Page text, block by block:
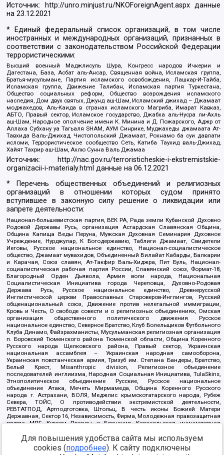
Источник: http://unro.minjust.ru/NKOForeignAgent.aspxданные
на23.12.2021
* Единый федеральный список организаций, в том числе
иностранных и международных организаций, признанных в
соответствии с законодательством Российской Федерации
террористическими:
Высший военный Маджлисуль Шура, Конгресс народов Ичкерии и
Дагестана, База, Асбат аль-Ансар, Священная война, Исламская группа,
Братья-мусульмане, Партия исламского освобождения, Лашкар-И-Тайба,
Исламская группа, Движение Талибан, Исламская партия Туркестана,
Общество социальных реформ, Общество возрождения исламского
наследия, Дом двух святых, Джунд аш-Шам, Исламский джихад – Джамаат
моджахедов, Аль-Каида в странах исламского Магриба, Имарат Кавказ,
АБТО, Правый сектор, Исламское государство, Джабха аль-Нусра ли-Ахль
аш-Шам, Народное ополчение имени К. Минина и Д. Пожарского, Аджр от
Аллаха Субхану уа Тагьаля SHAM, АУМ Синрике, Муджахеды джамаата Ат-
Тавхида Валь-Джихад, Чистопольский Джамаат, Рохнамо ба суи давлати
исломи, Террористическое сообщество Сеть, Катиба Таухид валь-Джихад,
Хайят Тахрир аш-Шам, Ахлю Сунна Валь Джамаа
Источник:
http://nac.gov.ru/terroristicheskie-i-ekstremistskie-
organizacii-i-materialy.html данные на06.12.2021
* Перечень общественных объединений и религиозных
организаций в отношении которых судом принято
вступившее в законную силу решение о ликвидации или
запрете деятельности:
Национал-большевистская партия, ВЕК РА, Рада земли Кубанской Духовно
Родовой Державы Русь, организация Асгардская Славянская Община,
Община Капища Веды Перуна, Мужская Духовная Семинария Духовное
Учреждение, Нурджулар, К Богодержавию, Таблиги Джамаат, Свидетели
Иеговы, Русское национальное единство, Национал-социалистическое
общество, Джамаат мувахидов, Объединенный Вилайат Кабарды, Балкарии
и Карачая, Союз славян, Ат-Такфир Валь-Хиджра, Пит Буль, Национал-
социалистическая рабочая партия России, Славянский союз, Формат-18,
Благородный Орден Дьявола, Армия воли народа, Национальная
Социалистическая Инициатива города Череповца, Духовно-Родовая
Держава Русь, Русское национальное единство, Древнерусской
Инглистической церкви Православных Староверов-Инглингов, Русский
общенациональный союз, Движение против нелегальной иммиграции,
Кровь и Честь, О свободе совести и о религиозных объединениях, Омская
организация общественного политического движения Русское
национальное единство, Северное Братство, Клуб Болельщиков Футбольного
Клуба Динамо, Файзрахманисты, Мусульманская религиозная организация
п. Боровский Тюменского района Тюменской области, Община Коренного
Русского народа Щелковского района, Правый сектор, Украинская
национальная ассамблея – Украинская народная самооборона,
Украинская повстанческая армия, Тризуб им. Степана Бандеры, Братство,
Белый Крест, Misanthropic division, Религиозное объединение
последователей инглиизма, Народная Социальная Инициатива, TulaSkins,
Этнополитическое объединение Русские, Русское национальное
объединение Атака, Мечеть Мирмамеда, Община Коренного Русского
народа г. Астрахани, ВОЛЯ, Меджлис крымскотатарского народа, Рубеж
Севера, ТОЙС, О противодействии экстремистской деятельности,
РЕВТАТПОД, Артподготовка, Штольц, В честь иконы Божией Матери
Державная, Сектор 16, Независимость, Фирма, Молодежная правозащитная
группа МПГ, Курсом Правды и Единения, Каракольская инициативная
Благотворительный пансионат Ак Умут, Русская республика Русь,
Арестантское уголовное единство, Башкорт, Нация и свобода, W.H.С., Фалунь
Дафа, Иртыш Ultras, Русский Патриотический клуб-Новокузнецк/РПК,
Для повышения удобства сайта мы используем
cookies (подробнее). К сайту подключены